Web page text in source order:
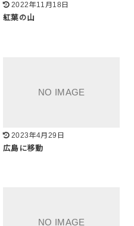
2022年11月18日
紅葉の山
2023年4月29日
広島に移動